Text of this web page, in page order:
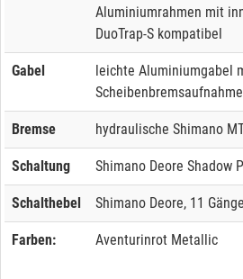
Aluminiumrahmen mit
DuoTrap-S kompatibel
Gabel
leichte Aluminiumgabel
Bremse hydraulische Shimano
Schaltung Shimano Deore Shadow
Schalthebel Shimano Deore, 11 Gänge
Farben: Aventurinrot Metallic